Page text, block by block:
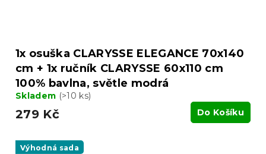
1x osuška CLARYSSE ELEGANCE 70x140
cm + 1x ručník CLARYSSE 60x110 cm
100% bavlna, světle modrá
Skladem (>10 ks)
279 Kč Do Košíku
Výhodná sada